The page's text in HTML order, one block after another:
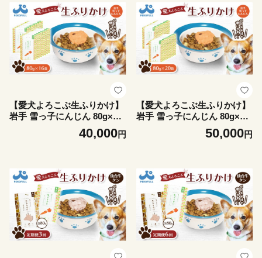
ス 濃厚 食欲そそる 食いつき
常温 獣医師監修 栄養士監修
かわいいパッケージ 耐熱 耐
冷 パウチ レトルト スチール
製法 東北 お取り寄せ ワンス
トップ マイページ 宮城県 白
石市 白石【500009】
野菜エキス 濃厚 食欲 食いつ
き 常温 獣医師監修 栄養士監
修 かわいいパッケージ 耐熱
耐冷 パウチ レトルト スチー
ル製法 東北 お取り寄せ ワン
ストップ マイページ 宮城県
白石市 白石【500010】
【愛犬よろこぶ生ふりかけ】
岩手 雪っ子にんじん 80g×16
子にんじん トッピング ペッ
キス 濃厚 食欲 食いつき 常温
獣医師監修 栄養士監修 かわ
いいパッケージ 耐熱 耐冷 パ
ウチ レトルト スチール製法
東北 お取り寄せ ワンストッ
プ マイページ 宮城県 白石市
白石【500011】
40,000円
【愛犬よろこぶ生ふりかけ】
岩手 雪っ子にんじん 80g×20
子にんじん ごはんのおとも
野菜エキス 濃厚 食欲 常温 獣
医師監修 栄養士監修 かわい
いパッケージ 耐熱 耐冷 パウ
チ レトルト スチール製法 東
北 お取り寄せ ワンストップ
マイページ 宮城県 白石市 白
石【500012】
50,000円